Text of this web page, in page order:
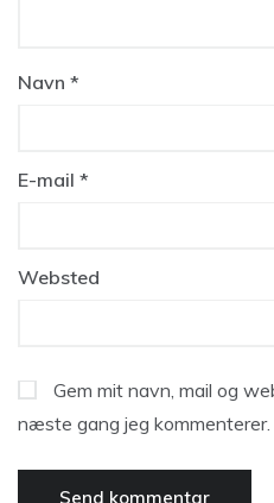
Navn *
E-mail *
Websted
Gem mit navn, mail og
næste gang jeg kommenterer.